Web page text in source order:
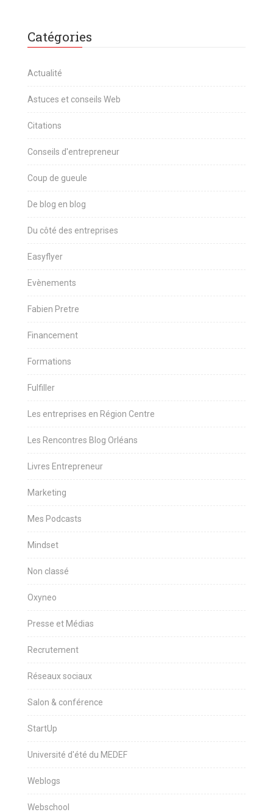
Catégories
Actualité
Astuces et conseils Web
Citations
Conseils d'entrepreneur
Coup de gueule
De blog en blog
Du côté des entreprises
Easyflyer
Evènements
Fabien Pretre
Financement
Formations
Fulfiller
Les entreprises en Région Centre
Les Rencontres Blog Orléans
Livres Entrepreneur
Marketing
Mes Podcasts
Mindset
Non classé
Oxyneo
Presse et Médias
Recrutement
Réseaux sociaux
Salon & conférence
StartUp
Université d'été du MEDEF
Weblogs
Webschool